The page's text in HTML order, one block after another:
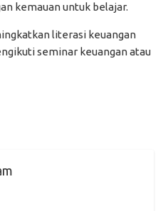
kemauan untuk belajar.
literasi keuangan
seminar keuangan atau